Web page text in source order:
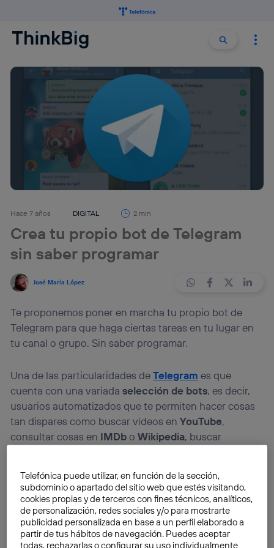
Buscar
Hace 7 años DIGITAL 2 min
Crea tu propio bot de Telegram
sin saber programar
José María López
Te proponemos poner en marcha tu propio bot de
Telegram para que haga ciertas tareas en tu lugar en
tu canal o grupo. Sin saber programar.
Una de las particularidades deTelegram es que
cuenta con una variadaselección de bots, es decir,
usuarios automatizados que te permiten hacer cosas
tan dispares como buscar vídeos enYouTube,
consultar cosas en IMDboWikipedia, buscar
Además de existir bots que puedesinvitar a tus
canales o conversacionesy así usarlos por tu cuenta,
Telegram también permitecrear tu propio bote
indicarle qué acciones hacer o cómo responder ante
Telefónica puede utilizar, en función de la sección,
subdominio o apartado del sitio web que estés visitando,
cookies propias y de terceros con fines técnicos, analíticos,
de personalización, redes sociales y/o para mostrarte
publicidad personalizada en base a un perfil elaborado a
partir de tus hábitos de navegación. Puedes aceptar
todas, rechazarlas o configurar su uso individualmente